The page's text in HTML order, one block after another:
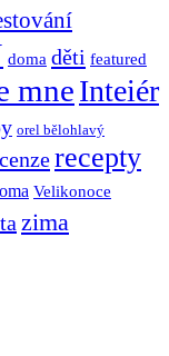
doma děti featured
mneInteiér
orel bělohlavý
recepty
Velikonoce
zima